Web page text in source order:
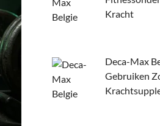
Kracht
Deca-Max
Gebruiken